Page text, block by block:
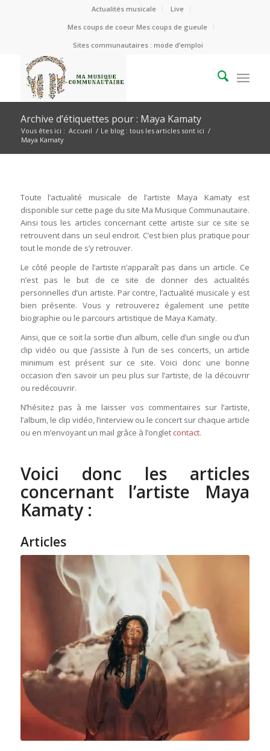
Actualités musicale
Live
Mes coups de coeur Mes coups de gueule
Sites communautaires : mode d’emploi
Archive d’étiquettes pour : Maya Kamaty
Vous êtes ici : Accueil / Le blog : tous les articles sont ici /
Maya Kamaty
Toute l’actualité musicale de l’artiste Maya Kamaty est
disponible sur cette page du site Ma Musique Communautaire.
Ainsi tous les articles concernant cette artiste sur ce site se
retrouvent dans un seul endroit. C’est bien plus pratique pour
tout le monde de s’y retrouver.
Le côté people de l’artiste n’apparaît pas dans un article. Ce
n’est pas le but de ce site de donner des actualités
personnelles d’un artiste. Par contre, l’actualité musicale y est
bien présente. Vous y retrouverez également une petite
biographie ou le parcours artistique de Maya Kamaty.
Ainsi, que ce soit la sortie d’un album, celle d’un single ou d’un
clip vidéo ou que j’assiste à l’un de ses concerts, un article
minimum est présent sur ce site. Voici donc une bonne
occasion d’en savoir un peu plus sur l’artiste, de la découvrir
ou redécouvrir.
N’hésitez pas à me laisser vos commentaires sur l’artiste,
l’album, le clip vidéo, l’interview ou le concert sur chaque article
ou en m’envoyant un mail grâce à l’onglet contact.
Voici donc les articles
concernant l’artiste Maya
Kamaty :
Articles